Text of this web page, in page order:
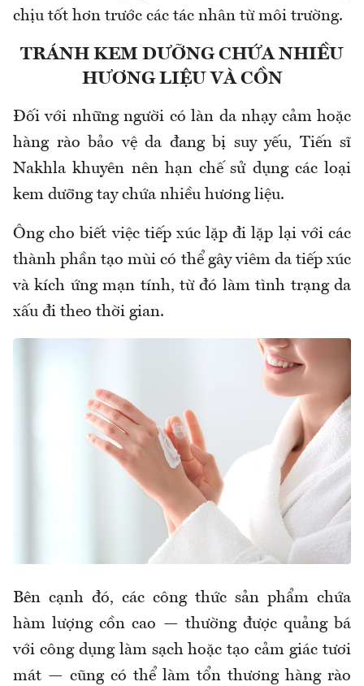
chịu tốt hơn trước các tác nhân từ môi trường.
TRÁNH KEM DƯỠNG CHỨA NHIỀU
HƯƠNG LIỆU VÀ CỒN
Đối với những người có làn da nhạy cảm hoặc
hàng rào bảo vệ da đang bị suy yếu, Tiến sĩ
Nakhla khuyên nên hạn chế sử dụng các loại
kem dưỡng tay chứa nhiều hương liệu.
Ông cho biết việc tiếp xúc lặp đi lặp lại với các
thành phần tạo mùi có thể gây viêm da tiếp xúc
và kích ứng mạn tính, từ đó làm tình trạng da
xấu đi theo thời gian.
Bên cạnh đó, các công thức sản phẩm chứa
hàm lượng cồn cao — thường được quảng bá
với công dụng làm sạch hoặc tạo cảm giác tươi
mát — cũng có thể làm tổn thương hàng rào